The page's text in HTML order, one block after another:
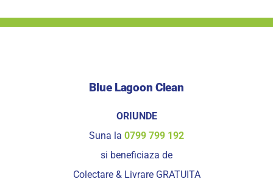
Blue Lagoon Clean
ORIUNDE
Suna la 0799 799 192
si beneficiaza de
Colectare & Livrare GRATUITA